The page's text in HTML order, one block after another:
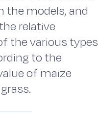
the models, and
relative
the various types
to the
of maize